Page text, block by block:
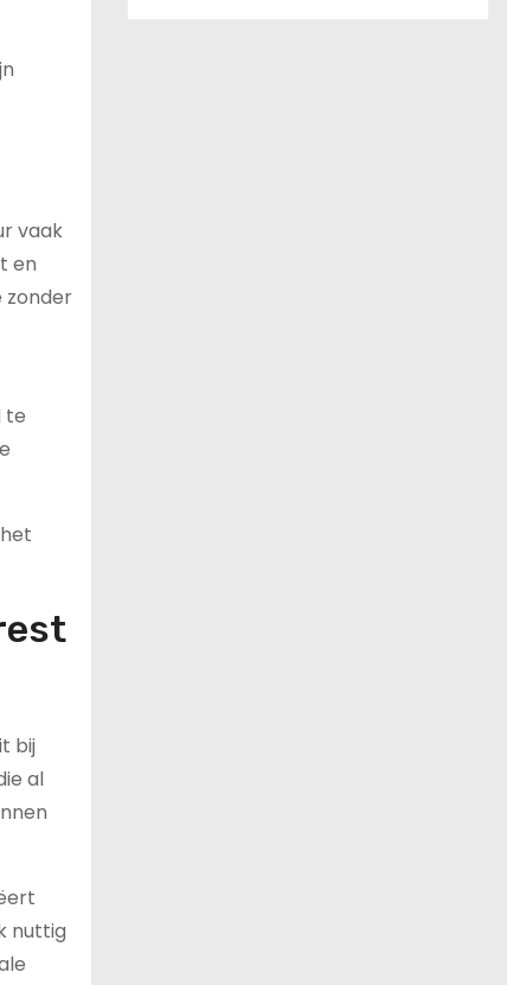
vaak
en
zonder
te
bij
al
nuttig